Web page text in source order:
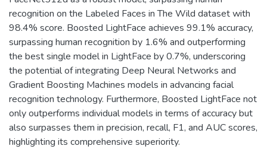
recognition on the Labeled Faces in The Wild dataset with
98.4% score. Boosted LightFace achieves 99.1% accuracy,
surpassing human recognition by 1.6% and outperforming
the best single model in LightFace by 0.7%, underscoring
the potential of integrating Deep Neural Networks and
Gradient Boosting Machines models in advancing facial
recognition technology. Furthermore, Boosted LightFace not
only outperforms individual models in terms of accuracy but
also surpasses them in precision, recall, F1, and AUC scores,
highlighting its comprehensive superiority.